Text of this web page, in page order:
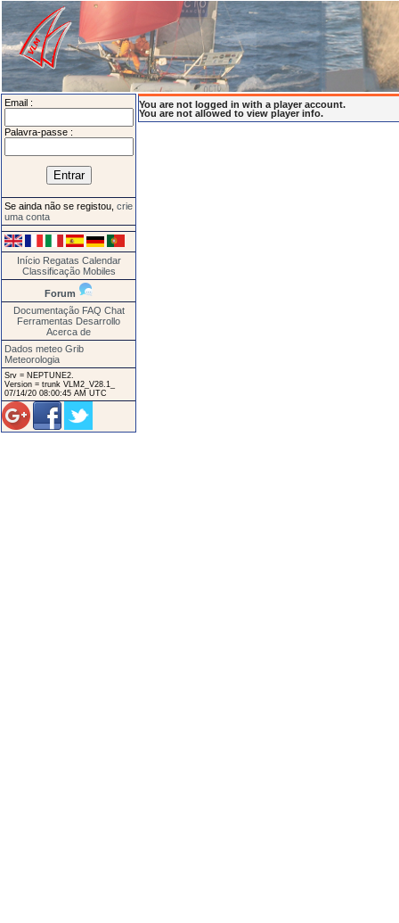
Email :
Palavra-passe :
Se ainda não se registou, crie
uma conta
Início Regatas Calendar
Classificação Mobiles
Forum
Documentação FAQ Chat
Ferramentas Desarrollo
Acerca de
Dados meteo Grib
Meteorologia
Srv = NEPTUNE2.
Version = trunk VLM2_V28.1_
07/14/20 08:00:45 AM UTC
You are not logged in with a player account.
You are not allowed to view player info.